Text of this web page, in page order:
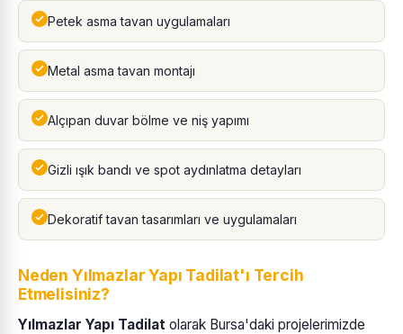
Petek asma tavan uygulamaları
Metal asma tavan montajı
Alçıpan duvar bölme ve niş yapımı
Gizli ışık bandı ve spot aydınlatma detayları
Dekoratif tavan tasarımları ve uygulamaları
Neden Yılmazlar Yapı Tadilat'ı Tercih
Etmelisiniz?
Yılmazlar Yapı Tadilat olarak Bursa'daki projelerimizde